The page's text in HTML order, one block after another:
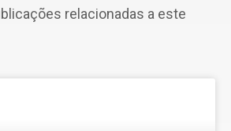
relacionadas a este